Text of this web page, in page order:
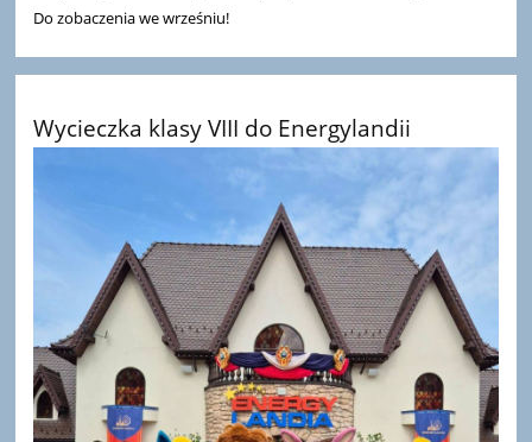
Do zobaczenia we wrześniu!
Wycieczka klasy VIII do Energylandii